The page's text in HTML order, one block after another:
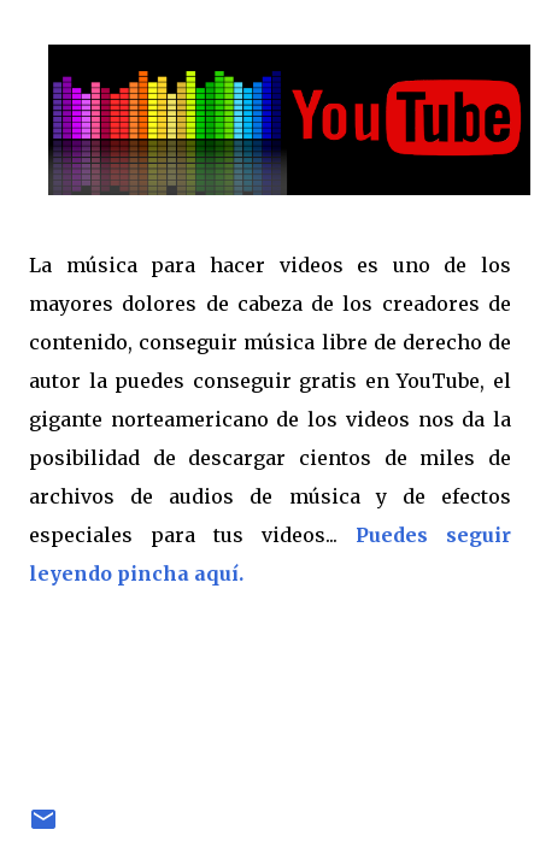
La música para hacer videos es uno de los
mayores dolores de cabeza de los creadores de
contenido, conseguir música libre de derecho de
autor la puedes conseguir gratis en YouTube, el
gigante norteamericano de los videos nos da la
posibilidad de descargar cientos de miles de
archivos de audios de música y de efectos
especiales para tus videos... Puedes seguir
leyendo pincha aquí.